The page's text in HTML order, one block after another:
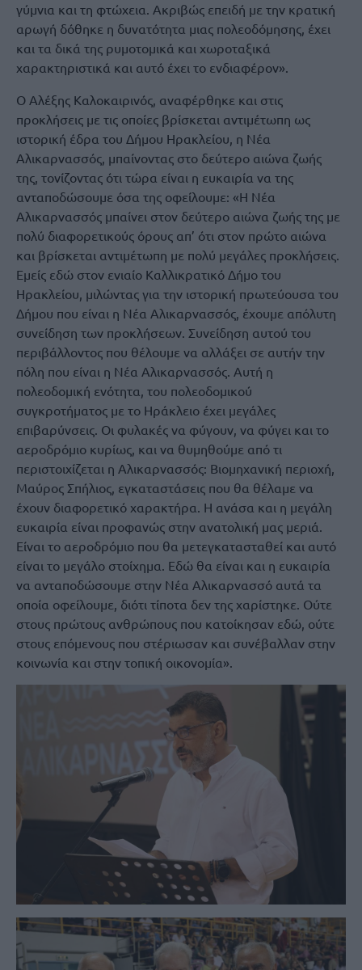
γύμνια και τη φτώχεια. Ακριβώς επειδή με την κρατική
αρωγή δόθηκε η δυνατότητα μιας πολεοδόμησης, έχει
και τα δικά της ρυμοτομικά και χωροταξικά
χαρακτηριστικά και αυτό έχει το ενδιαφέρον».
Ο Αλέξης Καλοκαιρινός, αναφέρθηκε και στις
προκλήσεις με τις οποίες βρίσκεται αντιμέτωπη ως
ιστορική έδρα του Δήμου Ηρακλείου, η Νέα
Αλικαρνασσός, μπαίνοντας στο δεύτερο αιώνα ζωής
της, τονίζοντας ότι τώρα είναι η ευκαιρία να της
ανταποδώσουμε όσα της οφείλουμε: «Η Νέα
Αλικαρνασσός μπαίνει στον δεύτερο αιώνα ζωής της με
πολύ διαφορετικούς όρους απ’ ότι στον πρώτο αιώνα
και βρίσκεται αντιμέτωπη με πολύ μεγάλες προκλήσεις.
Εμείς εδώ στον ενιαίο Καλλικρατικό Δήμο του
Ηρακλείου, μιλώντας για την ιστορική πρωτεύουσα του
Δήμου που είναι η Νέα Αλικαρνασσός, έχουμε απόλυτη
συνείδηση των προκλήσεων. Συνείδηση αυτού του
περιβάλλοντος που θέλουμε να αλλάξει σε αυτήν την
πόλη που είναι η Νέα Αλικαρνασσός. Αυτή η
πολεοδομική ενότητα, του πολεοδομικού
συγκροτήματος με το Ηράκλειο έχει μεγάλες
επιβαρύνσεις. Οι φυλακές να φύγουν, να φύγει και το
αεροδρόμιο κυρίως, και να θυμηθούμε από τι
περιστοιχίζεται η Αλικαρνασσός: Βιομηχανική περιοχή,
Μαύρος Σπήλιος, εγκαταστάσεις που θα θέλαμε να
έχουν διαφορετικό χαρακτήρα. Η ανάσα και η μεγάλη
ευκαιρία είναι προφανώς στην ανατολική μας μεριά.
Είναι το αεροδρόμιο που θα μετεγκατασταθεί και αυτό
είναι το μεγάλο στοίχημα. Εδώ θα είναι και η ευκαιρία
να ανταποδώσουμε στην Νέα Αλικαρνασσό αυτά τα
οποία οφείλουμε, διότι τίποτα δεν της χαρίστηκε. Ούτε
στους πρώτους ανθρώπους που κατοίκησαν εδώ, ούτε
στους επόμενους που στέριωσαν και συνέβαλλαν στην
κοινωνία και στην τοπική οικονομία».